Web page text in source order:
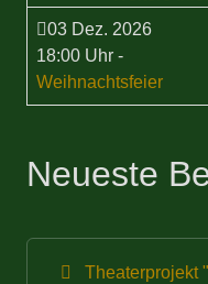
03 Dez. 2026
18:00 Uhr -
Weihnachtsfeier
Neueste
Theaterprojekt